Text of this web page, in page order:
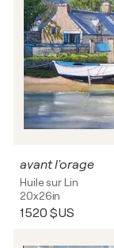
avant l'orage
Huile sur Lin
20x26in
1 520 $US